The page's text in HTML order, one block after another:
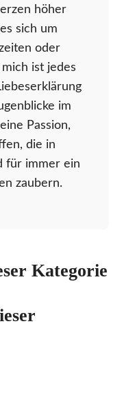
höher
sich um
oder
ist jedes
im
Passion,
die in
für immer ein
zaubern.
Kategorie